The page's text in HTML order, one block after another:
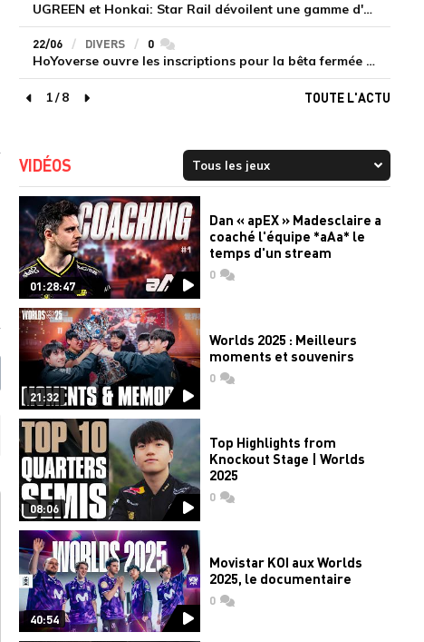
UGREEN et Honkai: Star Rail dévoilent une gamme d'accessoires de recharge en édition limitée
22/06 DIVERS 0commentaires
HoYoverse ouvre les inscriptions pour la bêta fermée de Honkai : Nexus Anima
page précédente
1/8
page suivante
TOUTE L'ACTU
VIDÉOS
01:28:47
Dan « apEX » Madesclaire a
coaché l'équipe *aAa* le
temps d'un stream
0commentaires
21:32
Worlds 2025 : Meilleurs
moments et souvenirs
0commentaires
08:06
Top Highlights from
Knockout Stage | Worlds
2025
0commentaires
40:54
Movistar KOI aux Worlds
2025, le documentaire
0commentaires